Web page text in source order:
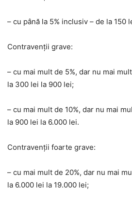
– cu până la 5% inclusiv – de la 150
Contravenții grave:
– cu mai mult de 5%, dar nu mai
la 300 lei la 900 lei;
– cu mai mult de 10%, dar nu mai
la 900 lei la 6.000 lei.
Contravenții foarte grave:
– cu mai mult de 20%, dar nu mai
la 6.000 lei la 19.000 lei;